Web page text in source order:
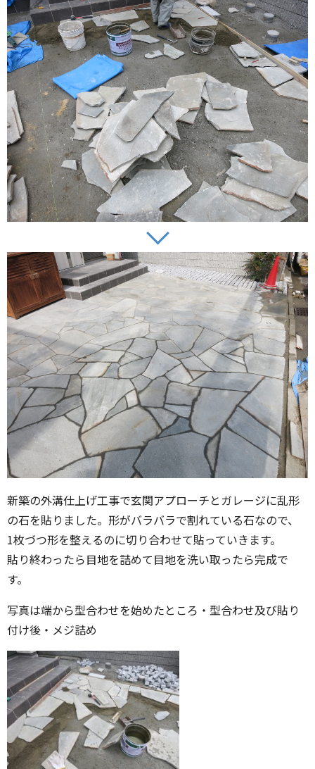
新築の外溝仕上げ工事で玄関アプローチとガレージに乱形
の石を貼りました。形がバラバラで割れている石なので、
1枚づつ形を整えるのに切り合わせて貼っていきます。
貼り終わったら目地を詰めて目地を洗い取ったら完成で
す。
写真は端から型合わせを始めたところ・型合わせ及び貼り
付け後・メジ詰め